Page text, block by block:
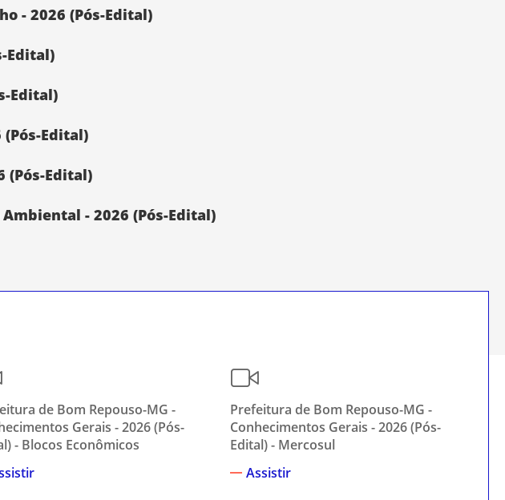
- 2026 (Pós-Edital)
Edital)
Edital)
Edital)
(Pós-Edital)
- 2026 (Pós-Edital)
de Bom Repouso-MG -
Gerais - 2026 (Pós-
- Blocos Econômicos
Prefeitura de Bom Repouso-MG -
Conhecimentos Gerais - 2026 (Pós-
Edital) - Mercosul
Assistir